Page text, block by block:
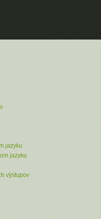
jazyku
jazyku
výstupov